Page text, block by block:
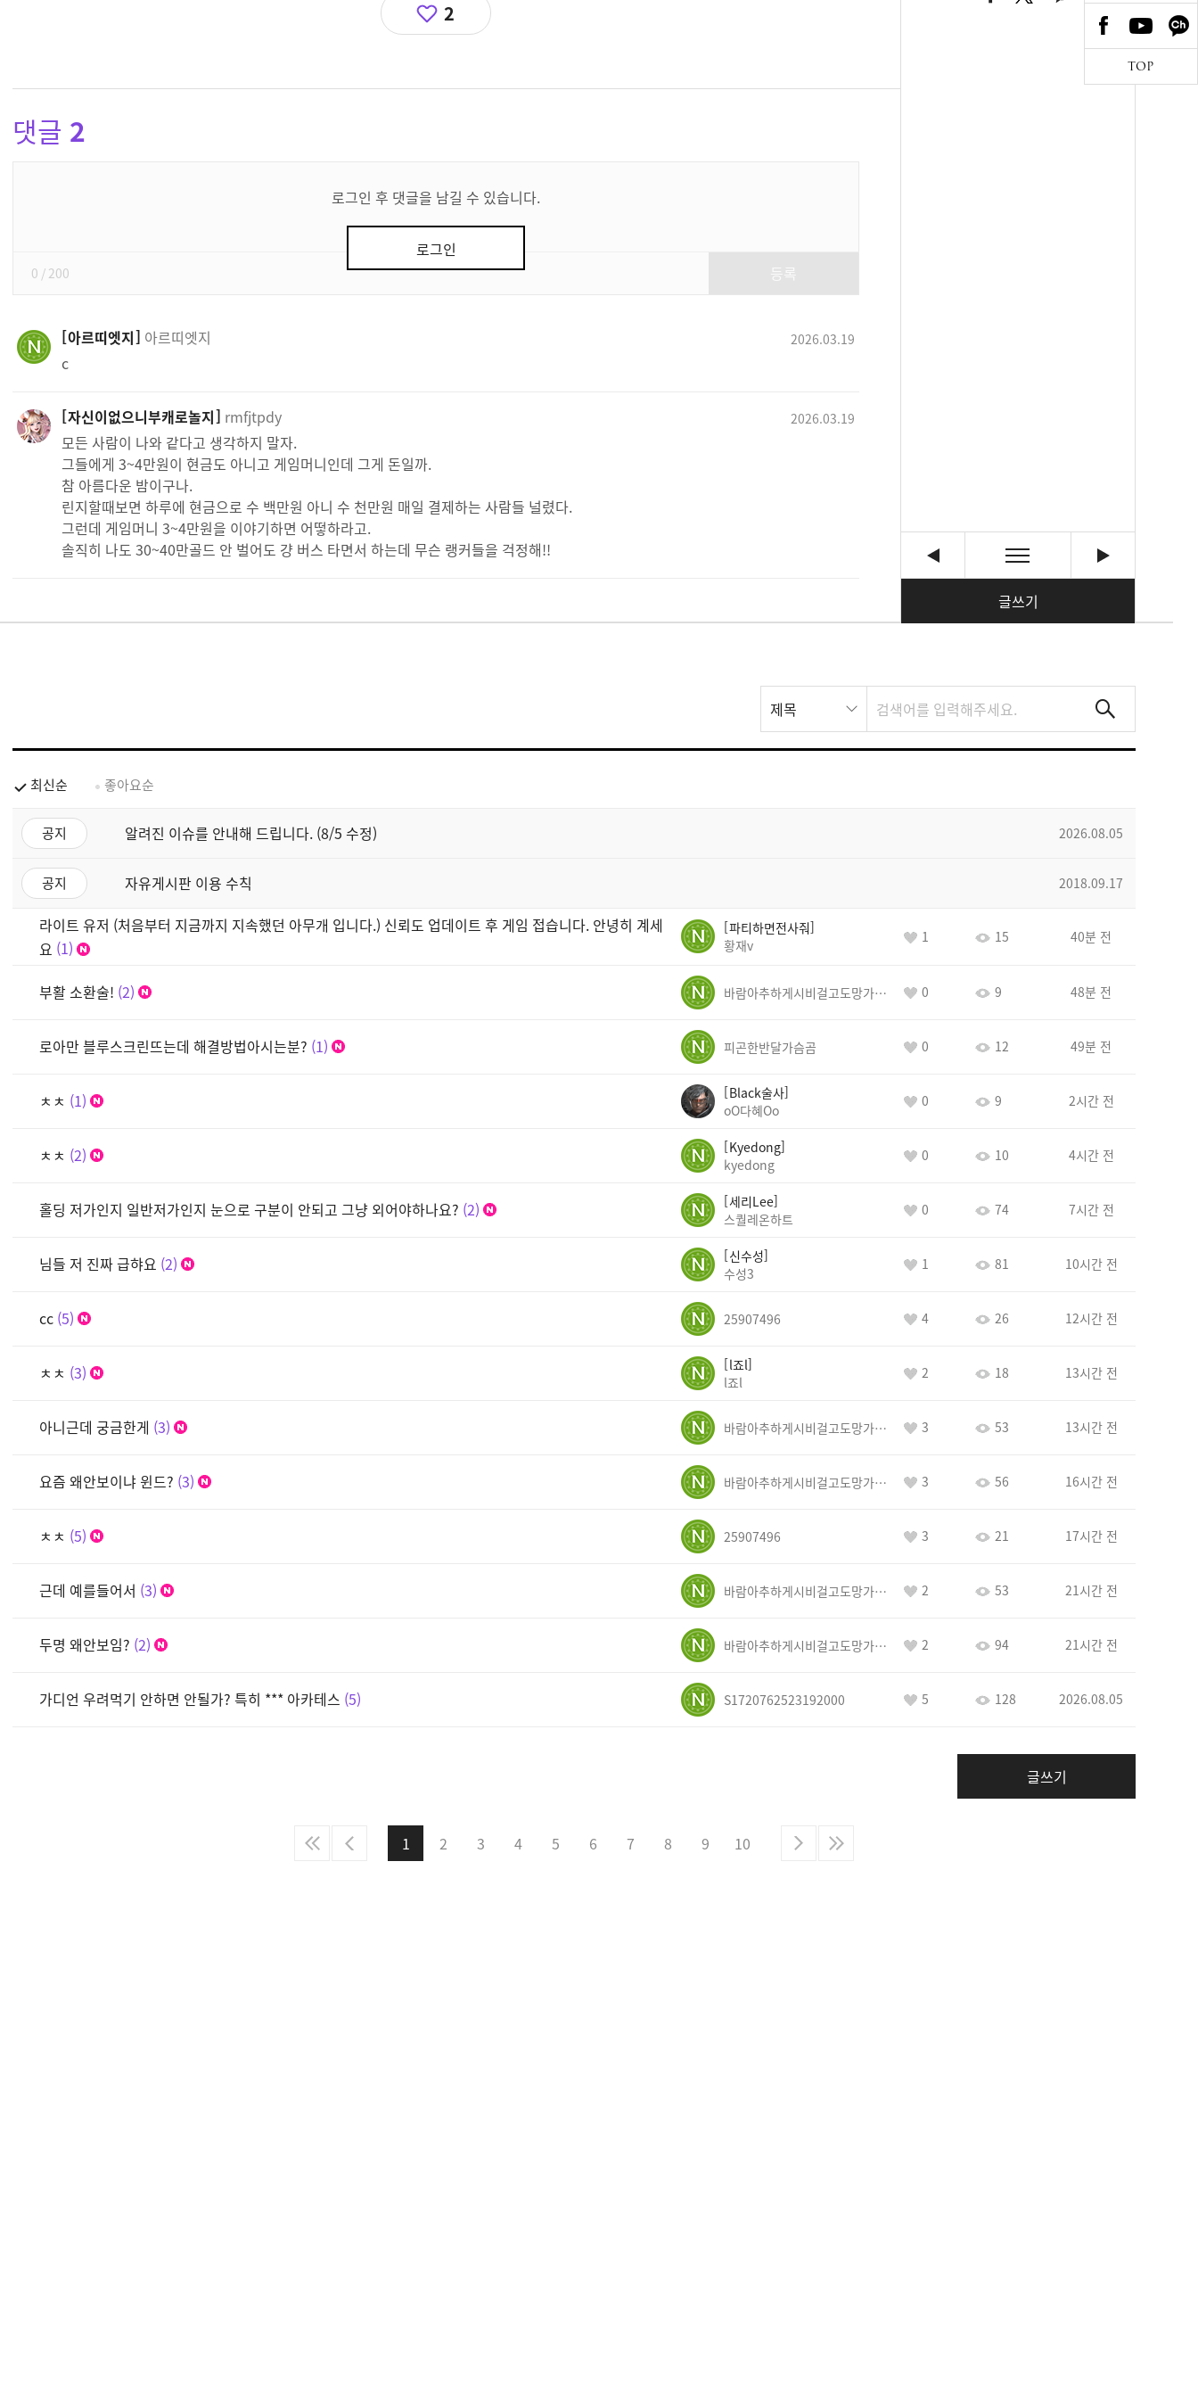
글쓰기
2
댓글 2
로그인 후 댓글을 남길 수 있습니다.
로그인
0 / 200
아르띠엣지 아르띠엣지 2026.03.19
c
자신이없으니부캐로놀지 rmfjtpdy 2026.03.19
모든 사람이 나와 같다고 생각하지 말자.
그들에게 3~4만원이 현금도 아니고 게임머니인데 그게 돈일까.
참 아름다운 밤이구나.
린지할때보면 하루에 현금으로 수 백만원 아니 수 천만원 매일 결제하는 사람들 널렸다.
그런데 게임머니 3~4만원을 이야기하면 어떻하라고.
솔직히 나도 30~40만골드 안 벌어도 걍 버스 타면서 하는데 무슨 랭커들을 걱정해!!
스
트
제목
최신순 좋아요순
공지 알려진 이슈를 안내해 드립니다. (8/5 수정) 2026.08.05
공지 자유게시판 이용 수칙 2018.09.17
라이트 유저 (처음부터 지금까지 지속했던 아무개 입니다.) 신뢰도 업데이트 후 게임 접습니다. 안녕히 계세
요 1
파티하면전사줘
황재v
1 15 40분 전
부활 소환술! 2 바람아추하게시비걸고도망가냐당당하게글써 0 9 48분 전
로아만 블루스크린뜨는데 해결방법아시는분? 1 피곤한반달가슴곰 0 12 49분 전
ㅊㅊ 1
Black술사
oO다혜Oo
0 9 2시간 전
ㅊㅊ 2
Kyedong
kyedong
0 10 4시간 전
홀딩 저가인지 일반저가인지 눈으로 구분이 안되고 그냥 외어야하나요? 2
세리Lee
스퀄레온하트
0 74 7시간 전
님들 저 진짜 급햐요 2
신수성
수성3
1 81 10시간 전
cc 5 25907496 4 26 12시간 전
ㅊㅊ 3
l죠l
l죠l
2 18 13시간 전
아니근데 궁금한게 3 바람아추하게시비걸고도망가냐당당하게글써 3 53 13시간 전
요즘 왜안보이냐 윈드? 3 바람아추하게시비걸고도망가냐당당하게글써 3 56 16시간 전
ㅊㅊ 5 25907496 3 21 17시간 전
근데 예를들어서 3 바람아추하게시비걸고도망가냐당당하게글써 2 53 21시간 전
두명 왜안보임? 2 바람아추하게시비걸고도망가냐당당하게글써 2 94 21시간 전
가디언 우려먹기 안하면 안될가? 특히 *** 아카테스 5 S1720762523192000 5 128 2026.08.05
글쓰기
1 2 3 4 5 6 7 8 9 10
TOP